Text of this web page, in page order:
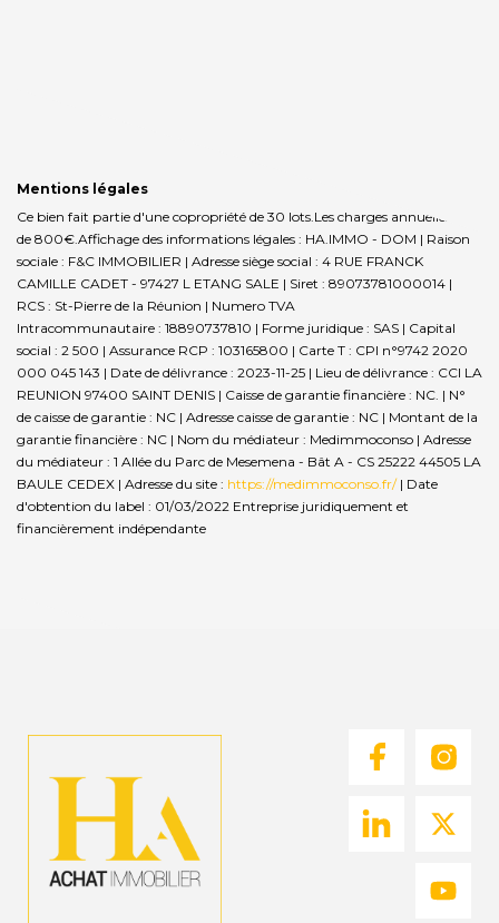
Mentions légales
Ce bien fait partie d'une copropriété de 30 lots.Les charges annuelles sont
de 800€.Affichage des informations légales : HA.IMMO - DOM | Raison
sociale : F&C IMMOBILIER | Adresse siège social : 4 RUE FRANCK
CAMILLE CADET - 97427 L ETANG SALE | Siret : 89073781000014 |
RCS : St-Pierre de la Réunion | Numero TVA
Intracommunautaire : 18890737810 | Forme juridique : SAS | Capital
social : 2 500 | Assurance RCP : 103165800 | Carte T : CPI n°9742 2020
000 045 143 | Date de délivrance : 2023-11-25 | Lieu de délivrance : CCI LA
REUNION 97400 SAINT DENIS | Caisse de garantie financière : NC. | N°
de caisse de garantie : NC | Adresse caisse de garantie : NC | Montant de la
garantie financière : NC | Nom du médiateur : Medimmoconso | Adresse
du médiateur : 1 Allée du Parc de Mesemena - Bât A - CS 25222 44505 LA
BAULE CEDEX | Adresse du site : https://medimmoconso.fr/| Date
d'obtention du label : 01/03/2022 Entreprise juridiquement et
financièrement indépendante